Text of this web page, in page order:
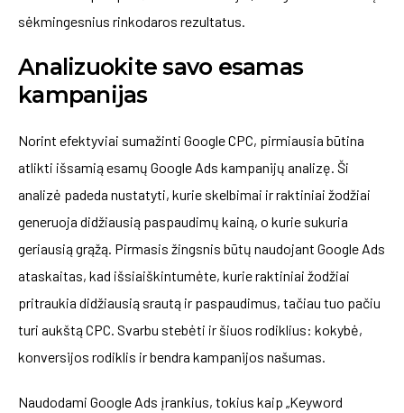
sėkmingesnius rinkodaros rezultatus.
Analizuokite savo esamas
kampanijas
Norint efektyviai sumažinti Google CPC, pirmiausia būtina
atlikti išsamią esamų Google Ads kampanijų analizę. Ši
analizė padeda nustatyti, kurie skelbimai ir raktiniai žodžiai
generuoja didžiausią paspaudimų kainą, o kurie sukuria
geriausią grąžą. Pirmasis žingsnis būtų naudojant Google Ads
ataskaitas, kad išsiaiškintumėte, kurie raktiniai žodžiai
pritraukia didžiausią srautą ir paspaudimus, tačiau tuo pačiu
turi aukštą CPC. Svarbu stebėti ir šiuos rodiklius: kokybė,
konversijos rodiklis ir bendra kampanijos našumas.
Naudodami Google Ads įrankius, tokius kaip „Keyword